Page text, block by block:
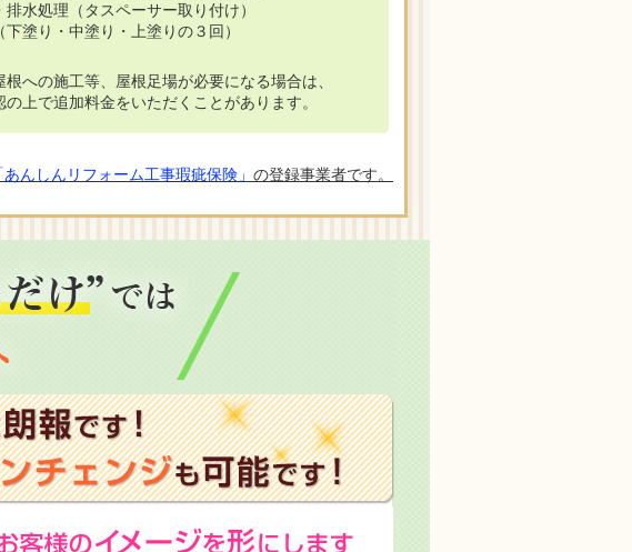
水処理（タスペーサー取り付け）
塗り・中塗り・上塗りの３回）
への施工等、屋根足場が必要になる場合は、
上で追加料金をいただくことがあります。
んしんリフォーム工事瑕疵保険」 の登録事業者です。